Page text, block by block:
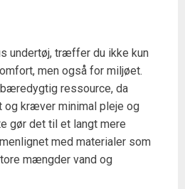
undertøj, træffer du ikke kun
men også for miljøet.
ressource, da
og kræver minimal pleje og
gør det til et langt mere
med materialer som
mængder vand og